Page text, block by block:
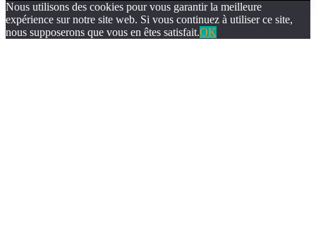
Nous utilisons des cookies pour vous garantir la meilleure
expérience sur notre site web. Si vous continuez à utiliser ce site,
nous supposerons que vous en êtes satisfait.OK